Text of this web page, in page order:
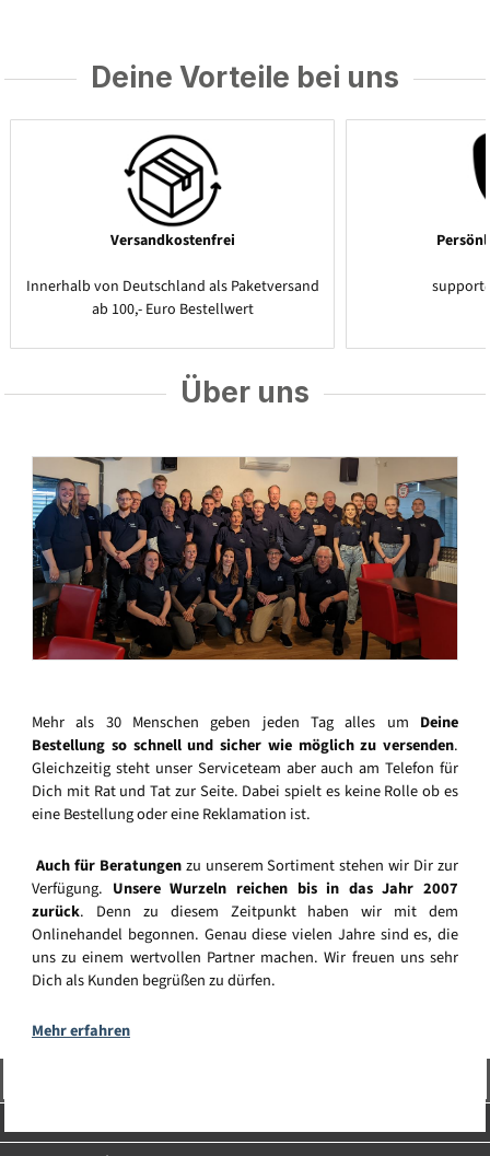
Deine Vorteile bei uns
Versandkostenfrei
Innerhalb von Deutschland als Paketversand
ab 100,- Euro Bestellwert
Über uns
Mehr als 30 Menschen geben jeden Tag alles um Deine
Bestellung so schnell und sicher wie möglich zu versenden.
Gleichzeitig steht unser Serviceteam aber auch am Telefon für
Dich mit Rat und Tat zur Seite. Dabei spielt es keine Rolle ob es
eine Bestellung oder eine Reklamation ist.
Auch für Beratungenzu unserem Sortiment stehen wir Dir zur
Verfügung. Unsere Wurzeln reichen bis in das Jahr 2007
zurück. Denn zu diesem Zeitpunkt haben wir mit dem
Onlinehandel begonnen. Genau diese vielen Jahre sind es, die
uns zu einem wertvollen Partner machen. Wir freuen uns sehr
Dich als Kunden begrüßen zu dürfen.
Mehr erfahren